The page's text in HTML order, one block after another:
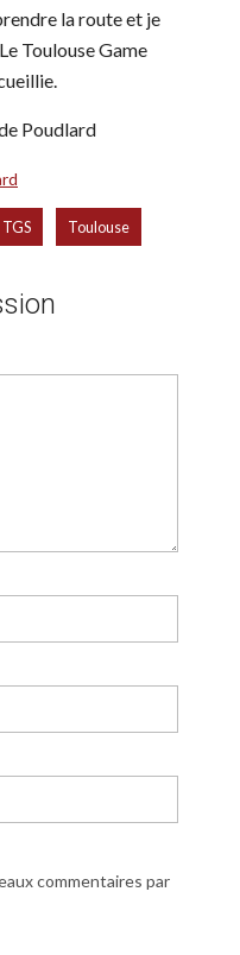
la route et je
Toulouse Game
Poudlard
TGS Toulouse
commentaires par